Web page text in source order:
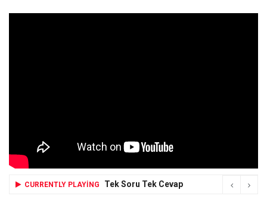
CURRENTLY PLAYING Tek Soru Tek Cevap